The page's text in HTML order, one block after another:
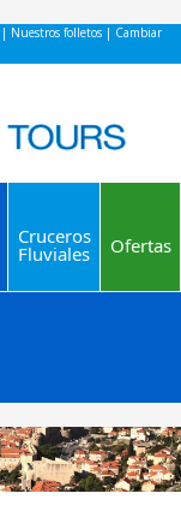
| Nuestros folletos | Cambiar
Cruceros
Fluviales Ofertas